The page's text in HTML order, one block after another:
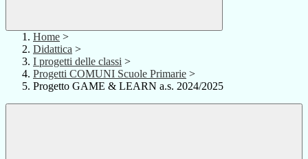
Home >
Didattica >
I progetti delle classi >
Progetti COMUNI Scuole Primarie >
Progetto GAME & LEARN a.s. 2024/2025